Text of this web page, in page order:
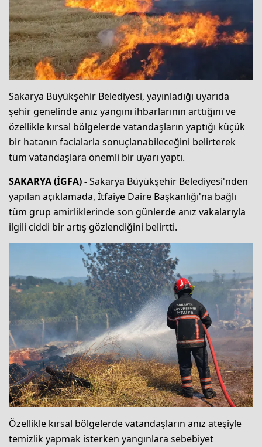
Sakarya Büyükşehir Belediyesi, yayınladığı uyarıda
şehir genelinde anız yangını ihbarlarının arttığını ve
özellikle kırsal bölgelerde vatandaşların yaptığı küçük
bir hatanın facialarla sonuçlanabileceğini belirterek
tüm vatandaşlara önemli bir uyarı yaptı.
SAKARYA (İGFA) -Sakarya Büyükşehir Belediyesi'nden
yapılan açıklamada, İtfaiye Daire Başkanlığı'na bağlı
tüm grup amirliklerinde son günlerde anız vakalarıyla
ilgili ciddi bir artış gözlendiğini belirtti.
Özellikle kırsal bölgelerde vatandaşların anız ateşiyle
temizlik yapmak isterken yangınlara sebebiyet